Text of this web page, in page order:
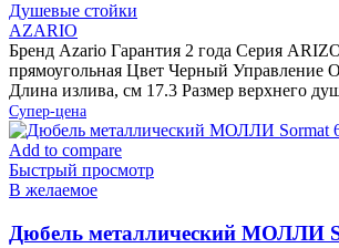
Душевые стойки
AZARIO
Бренд Azario Гарантия 2 года Серия
прямоугольная Цвет Черный Управление
Длина излива, см 17.3 Размер верхнего
Супер-цена
Add to compare
Быстрый просмотр
В желаемое
Дюбель металлический МОЛЛИ